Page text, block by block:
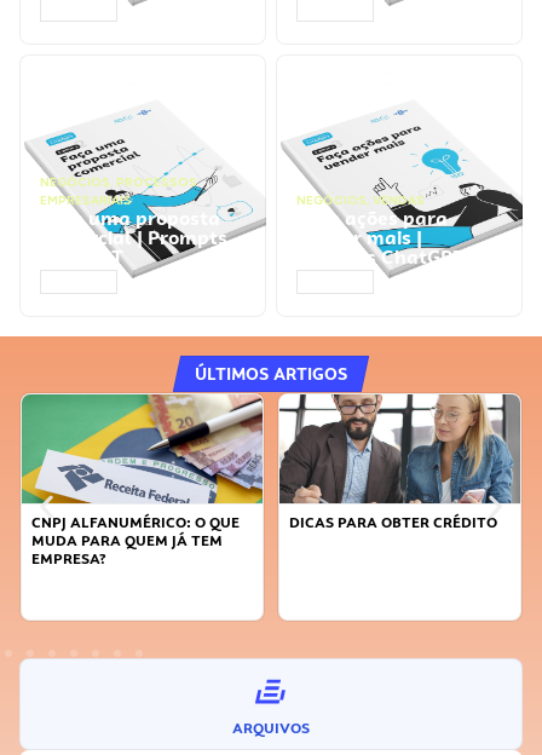
NEGÓCIOS, PROCESSOS
EMPRESARIAIS
Faça uma proposta
comercial | Prompts
ChatGPT
NEGÓCIOS, VENDAS
Faça ações para
vender mais |
Prompts ChatGPT
ÚLTIMOS ARTIGOS
CNPJ ALFANUMÉRICO: O QUE
MUDA PARA QUEM JÁ TEM
EMPRESA?
DICAS PARA OBTER CRÉDITO
ARQUIVOS